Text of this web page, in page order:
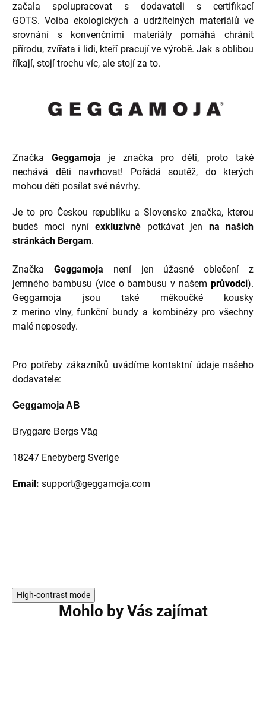
začala spolupracovat s dodavateli s certifikací
GOTS. Volba ekologických a udržitelných materiálů ve
srovnání s konvenčními materiály pomáhá chránit
přírodu, zvířata i lidi, kteří pracují ve výrobě. Jak s oblibou
říkají, stojí trochu víc, ale stojí za to.
Značka Geggamoja je značka pro děti, proto také
nechává děti navrhovat! Pořádá soutěž, do kterých
mohou děti posílat své návrhy.
Je to pro Českou republiku a Slovensko značka, kterou
budeš moci nyníexkluzivně potkávat jen na našich
stránkách Bergam.
Značka Geggamoja není jen úžasné oblečení z
jemného bambusu (více o bambusu v našem průvodci).
Geggamoja jsou také měkoučké kousky
z merino vlny, funkční bundy a kombinézy pro všechny
malé neposedy.
Pro potřeby zákazníků uvádíme kontaktní údaje našeho
dodavatele:
Geggamoja AB
Bryggare Bergs Väg
18247 Enebyberg Sverige
Email: support@geggamoja.com
High-contrast mode
Mohlo by Vás zajímat